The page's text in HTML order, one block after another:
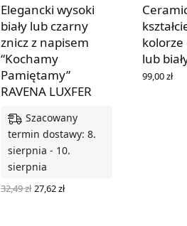
Elegancki wysoki
biały lub czarny
znicz z napisem
“Kochamy
Pamiętamy”
RAVENA LUXFER
Szacowany
termin dostawy: 8.
sierpnia - 10.
sierpnia
32,49zł Pierwotna
cena
27,62złAktualna
lub
99,00zł